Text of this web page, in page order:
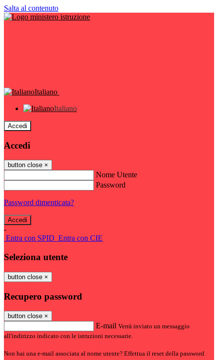
Salta al contenuto
Italiano
Italiano
Accedi
Accedi
button close ×
Nome Utente
Password
Password dimenticata?
-
Entra con SPID Entra con CIE
Seleziona utente
button close ×
Recupero password
button close ×
E-mail Verrà inviato un messaggio
all'indirizzo indicato con le istruzioni necessarie.
Non hai una e-mail associata al nome utente? Effettua il reset della password